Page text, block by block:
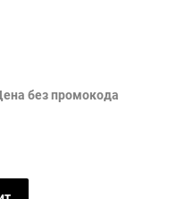
без промокода